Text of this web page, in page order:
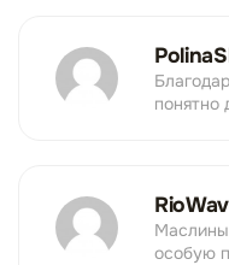
понятно
особую